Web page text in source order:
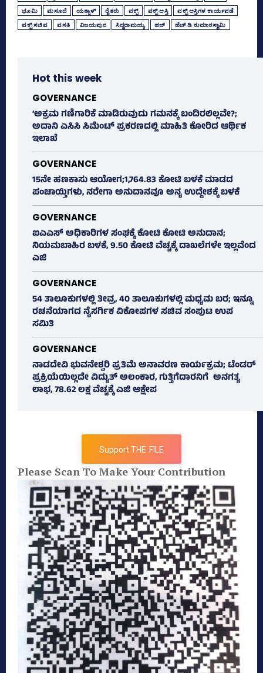
ಭೂಮಿ ಮಸೂದೆ ಯತ್ನಾಳ್‌ ರೈತರು ವಕ್ಫ್‌ ವಕ್ಫ್‌ ಆಸ್ತಿ ವಕ್ಫ್‌ ಆಸ್ತಿಗಳ ಕಾರ್ಯಪಡೆ
ವಕ್ಫ್‌ ಸಚಿವ ವಸತಿ ವಿಜಯಪುರ ಸಿದ್ದರಾಮಯ್ಯ ಹಜ್‌ ಹೆಚ್‌ ಡಿ ಕುಮಾರಸ್ವಾಮಿ
Hot this week
GOVERNANCE
‘ಅಕ್ರಮ ಗಣಿಗಾರಿಕೆ ಮಾಡಿರುವುದು ಗಮನಕ್ಕೆ ಬಂದಿರಲಿಲ್ಲವೇ?;
ಅದಾನಿ ಎಸಿಸಿ ಸಿಮೆಂಟ್ ಪ್ರಕರಣದಲ್ಲಿ ಮಾಹಿತಿ ಕೋರಿದ ಆರ್ಥಿಕ
ಇಲಾಖೆ
GOVERNANCE
15ನೇ ಹಣಕಾಸು ಆಯೋಗ;1,764.83 ಕೋಟಿ ಬಳಕೆ ಮಾಡದ
ಪಂಚಾಯ್ತಿಗಳು, ನರೇಗಾ ಅನುದಾನವೂ ಅನ್ಯ ಉದ್ದೇಶಕ್ಕೆ ಬಳಕೆ
GOVERNANCE
ಐಎಎಸ್‌ ಅಧಿಕಾರಿಗಳ ಸಂಘಕ್ಕೆ ಕೋಟಿ ಕೋಟಿ ಅನುದಾನ;
ನಿಯಮಬಾಹಿರ ಬಳಕೆ, 9.50 ಕೋಟಿ ವೆಚ್ಚಕ್ಕೆ ದಾಖಲೆಗಳೇ ಇಲ್ಲವೆಂದ
ಎಜಿ
GOVERNANCE
54 ತಾಲೂಕುಗಳಲ್ಲಿ ತೀವ್ರ, 40 ತಾಲೂಕುಗಳಲ್ಲಿ ಮಧ್ಯಮ ಬರ; ಇನ್ನೂ
ರಚನೆಯಾಗದ ನೈಸರ್ಗಿಕ ವಿಕೋಪಗಳ ಸಚಿವ ಸಂಪುಟ ಉಪ
ಸಮಿತಿ
GOVERNANCE
ನಾಡದೇವಿ ಭುವನೇಶ್ವರಿ ಪ್ರತಿಮೆ ಅನಾವರಣ ಕಾರ್ಯಕ್ರಮ; ಟೆಂಡರ್
ಪ್ರಕ್ರಿಯೆಯಿಲ್ಲದೇ ವಿದ್ಯುತ್‌ ಅಲಂಕಾರ, ಗುತ್ತಿಗೆದಾರನಿಗೆ ಅನಗತ್ಯ
ಲಾಭ, 78.62 ಲಕ್ಷ ವೆಚ್ಚಕ್ಕೆ ಎಜಿ ಆಕ್ಷೇಪ
Support THE-FILE
Please Scan To Make Your Contribution